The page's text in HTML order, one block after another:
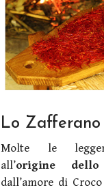
Lo
Molte le
all’origine dello
dall’amore di